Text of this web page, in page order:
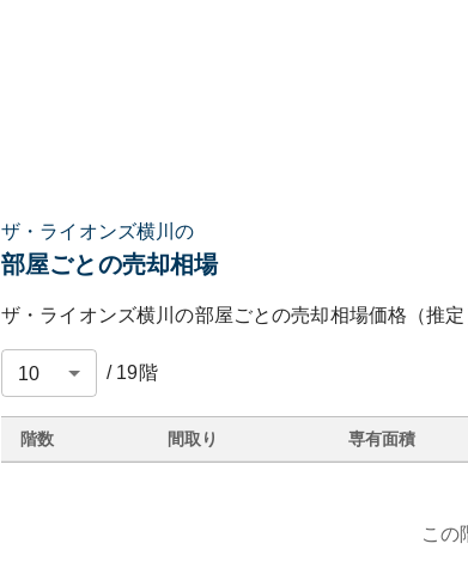
ザ・ライオンズ横川の
部屋ごとの売却相場
ザ・ライオンズ横川の部屋ごとの売却相場価格（推定
/ 19階
階数 間取り 専有面積
この